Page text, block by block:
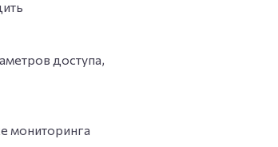
доступа,
мониторинга